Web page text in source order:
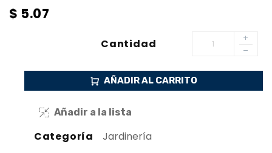
$ 5.07
Cantidad
AÑADIR AL CARRITO
Añadir a la lista
Categoría Jardinería